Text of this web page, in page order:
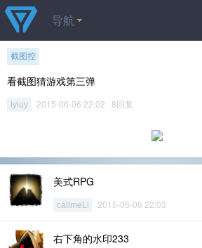
导航
截图控
看截图猜游戏第三弹
lyiuy 2015-06-06 22:02 8回复
美式RPG
callmeLi 2015-06-06 22:03
右下角的水印233